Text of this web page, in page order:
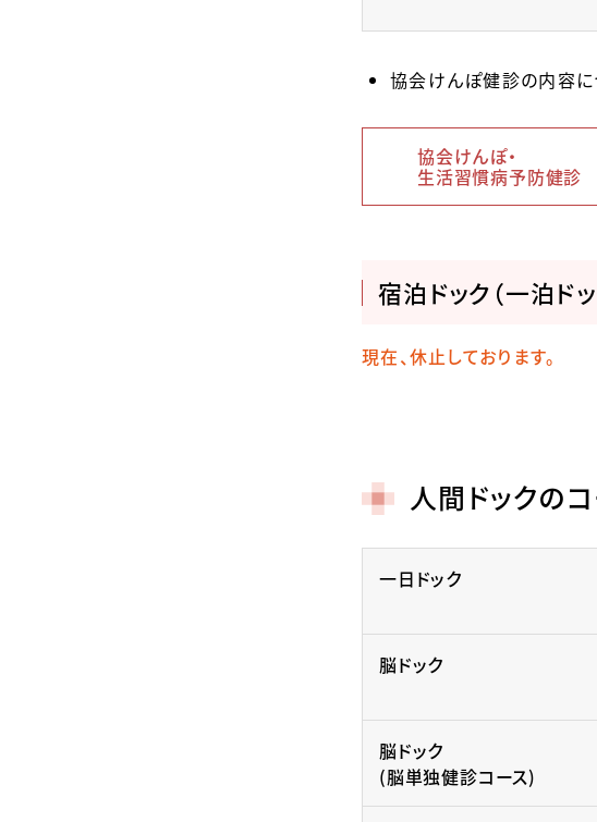
協会けんぽ健診の内容に
協会けんぽ・
生活習慣病予防健診
宿泊ドック（一泊ドッ
現在、休止しております。
人間ドックの
一日ドック
脳ドック
脳ドック
(脳単独健診コース)